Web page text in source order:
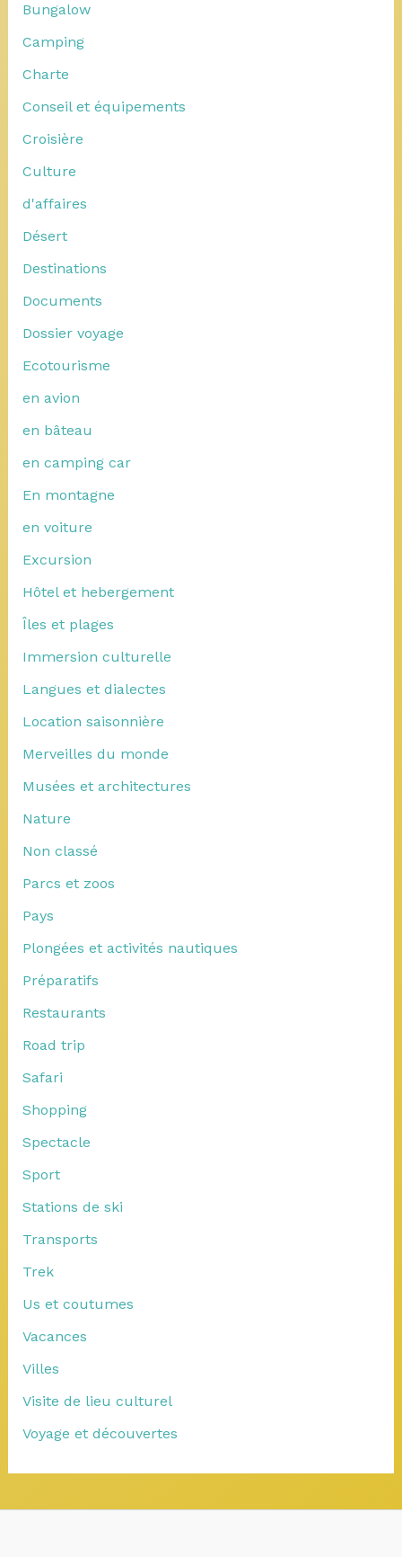
Bungalow
Camping
Charte
Conseil et équipements
Croisière
Culture
d'affaires
Désert
Destinations
Documents
Dossier voyage
Ecotourisme
en avion
en bâteau
en camping car
En montagne
en voiture
Excursion
Hôtel et hebergement
Îles et plages
Immersion culturelle
Langues et dialectes
Location saisonnière
Merveilles du monde
Musées et architectures
Nature
Non classé
Parcs et zoos
Pays
Plongées et activités nautiques
Préparatifs
Restaurants
Road trip
Safari
Shopping
Spectacle
Sport
Stations de ski
Transports
Trek
Us et coutumes
Vacances
Villes
Visite de lieu culturel
Voyage et découvertes